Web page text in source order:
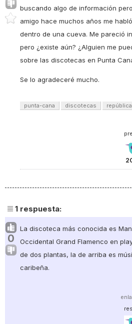
buscando algo de información
amigo hace muchos años me
dentro de una cueva. Me pareció
pero ¿existe aún? ¿Alguien me
sobre las discotecas en Punta
Se lo agradeceré mucho.
punta-cana discotecas
1 respuesta:
0
La discoteca más conocida es
Occidental Grand Flamenco en
de dos plantas, la de arriba es
caribeña.